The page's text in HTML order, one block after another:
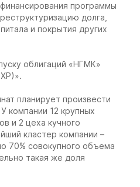
программы
долга,
и покрытия других
облигаций «НГМК»
планирует произвести
компании 12 крупных
и 2 цеха кучного
кластер компании –
70% совокупного объема
такая же доля